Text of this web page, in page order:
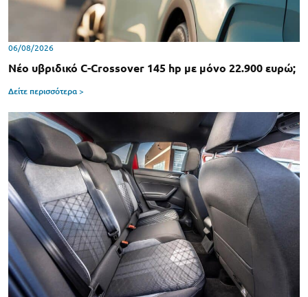
06/08/2026
Νέο υβριδικό C-Crossover 145 hp με μόνο 22.900 ευρώ;
Δείτε περισσότερα >